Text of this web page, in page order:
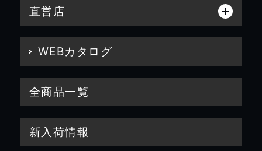
直営店
WEBカタログ
全商品一覧
新入荷情報